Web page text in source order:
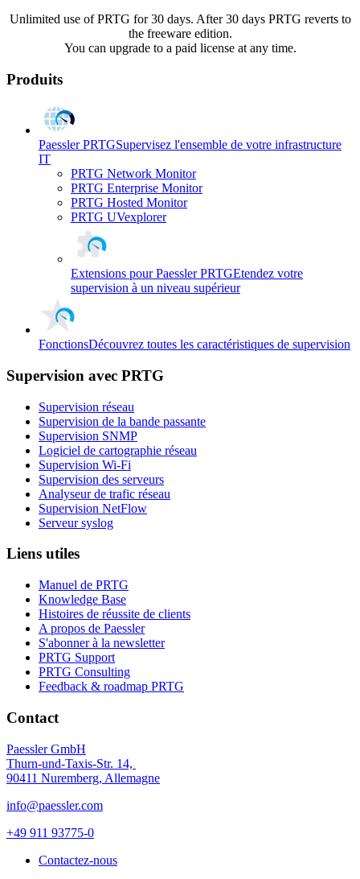
Unlimited use of PRTG for 30 days. After 30 days PRTG reverts to
the freeware edition.
You can upgrade to a paid license at any time.
Produits
Paessler PRTGSupervisez l'ensemble de votre infrastructure
IT
PRTG Network Monitor
PRTG Enterprise Monitor
PRTG Hosted Monitor
PRTG UVexplorer
Extensions pour Paessler PRTGEtendez votre
supervision à un niveau supérieur
FonctionsDécouvrez toutes les caractéristiques de supervision
Supervision avec PRTG
Supervision réseau
Supervision de la bande passante
Supervision SNMP
Logiciel de cartographie réseau
Supervision Wi-Fi
Supervision des serveurs
Analyseur de trafic réseau
Supervision NetFlow
Serveur syslog
Liens utiles
Manuel de PRTG
Knowledge Base
Histoires de réussite de clients
A propos de Paessler
S'abonner à la newsletter
PRTG Support
PRTG Consulting
Feedback & roadmap PRTG
Contact
Paessler GmbH
Thurn-und-Taxis-Str. 14,
90411 Nuremberg, Allemagne
info@paessler.com
+49 911 93775-0
Contactez-nous